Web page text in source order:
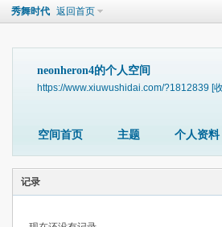
秀舞时代 返回首页
neonheron4的个人空间
https://www.xiuwushidai.com/?1812839 [
空间首页 主题 个人资料
记录